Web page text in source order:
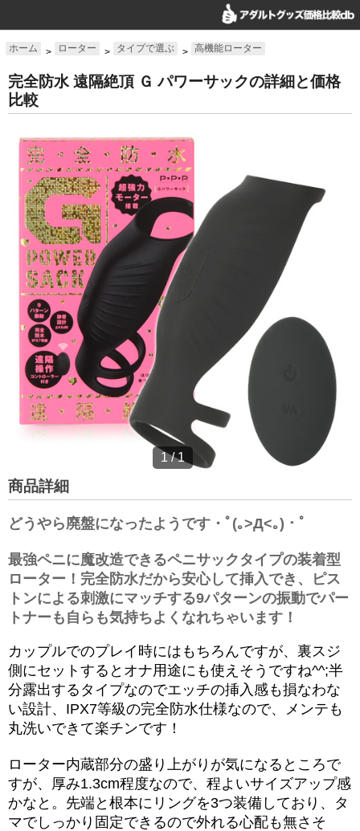
ホーム > ローター > タイプで選ぶ > 高機能ローター
完全防水 遠隔絶頂 Ｇ パワーサックの詳細と価格
比較
1/1
商品詳細
どうやら廃盤になったようです・ﾟ(｡>Д<｡)・ﾟ
最強ペニに魔改造できるペニサックタイプの装着型
ローター！完全防水だから安心して挿入でき、ピス
トンによる刺激にマッチする9パターンの振動でパー
トナーも自らも気持ちよくなれちゃいます！
カップルでのプレイ時にはもちろんですが、裏スジ
側にセットするとオナ用途にも使えそうですね^^;半
分露出するタイプなのでエッチの挿入感も損なわな
い設計、IPX7等級の完全防水仕様なので、メンテも
丸洗いできて楽チンです！
ローター内蔵部分の盛り上がりが気になるところで
すが、厚み1.3cm程度なので、程よいサイズアップ感
かなと。先端と根本にリングを3つ装備しており、タ
マでしっかり固定できるので外れる心配も無さそ